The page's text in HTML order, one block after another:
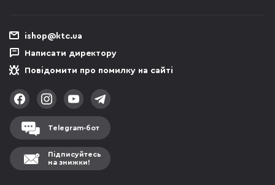
ishop@ktc.ua
Написати директору
Повідомити про помилку на сайті
Telegram-бот
Підписуйтесь
на знижки!